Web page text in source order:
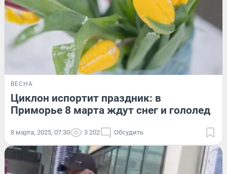
ВЕСНА
Циклон испортит праздник: в
Приморье 8 марта ждут снег и гололед
8 марта, 2025, 07:30 3 202 Обсудить